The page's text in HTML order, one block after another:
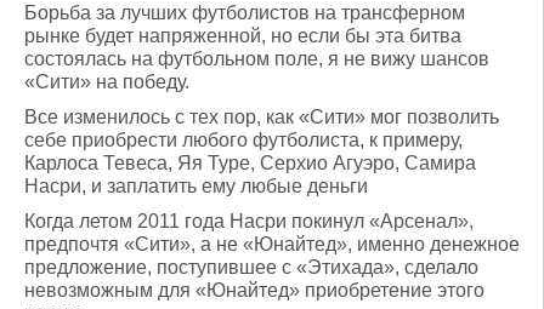
Борьба за лучших футболистов на трансферном
рынке будет напряженной, но если бы эта битва
состоялась на футбольном поле, я не вижу шансов
«Сити» на победу.
Все изменилось с тех пор, как «Сити» мог позволить
себе приобрести любого футболиста, к примеру,
Карлоса Тевеса, Яя Туре, Серхио Агуэро, Самира
Насри, и заплатить ему любые деньги
Когда летом 2011 года Насри покинул «Арсенал»,
предпочтя «Сити», а не «Юнайтед», именно денежное
предложение, поступившее с «Этихада», сделало
невозможным для «Юнайтед» приобретение этого